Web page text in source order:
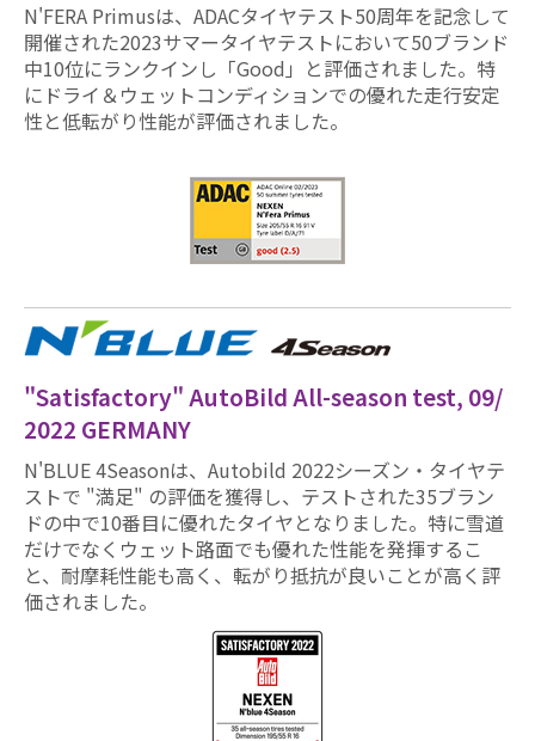
N'FERA Primusは、ADACタイヤテスト50周年を記念して
開催された2023サマータイヤテストにおいて50ブランド
中10位にランクインし「Good」と評価されました。特
にドライ＆ウェットコンディションでの優れた走行安定
性と低転がり性能が評価されました。
"Satisfactory" AutoBild All-season test, 09/
2022 GERMANY
N'BLUE 4Seasonは、Autobild 2022シーズン・タイヤテ
ストで "満足" の評価を獲得し、テストされた35ブラン
ドの中で10番目に優れたタイヤとなりました。特に雪道
だけでなくウェット路面でも優れた性能を発揮するこ
と、耐摩耗性能も高く、転がり抵抗が良いことが高く評
価されました。